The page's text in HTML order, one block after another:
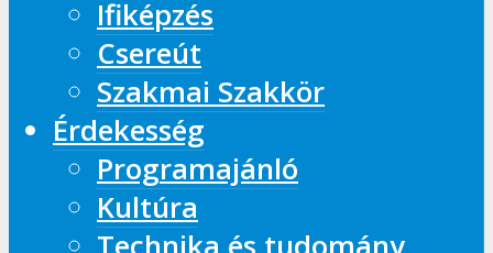
Ifiképzés
Csereút
Szakmai Szakkör
Érdekesség
Programajánló
Kultúra